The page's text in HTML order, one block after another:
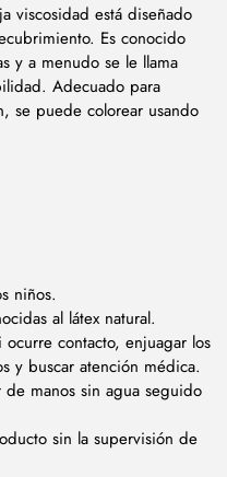
viscosidad está diseñado
Es conocido
y a menudo se le llama
Adecuado para
se puede colorear usando
niños.
al látex natural.
contacto, enjuagar los
y buscar atención médica.
manos sin agua seguido
sin la supervisión de